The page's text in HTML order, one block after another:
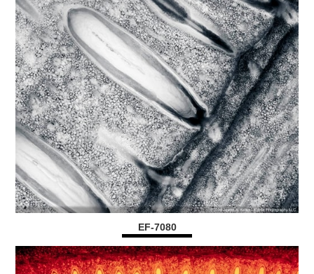
EF-7080